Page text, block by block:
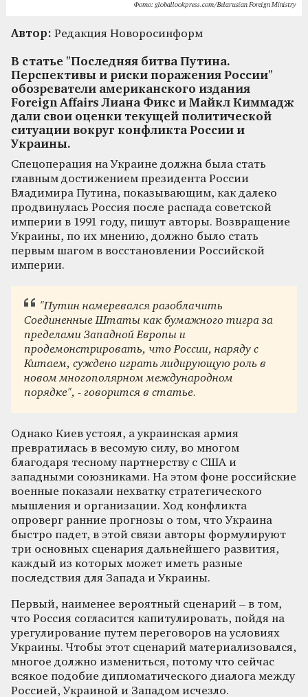
Фото: globallookpress.com/Belarusian Foreign Ministry
Автор: Редакция Новоросинформ
В статье "Последняя битва Путина.
Перспективы и риски поражения России"
обозреватели американского издания
Foreign Affairs Лиана Фикс и Майкл Киммадж
дали свои оценки текущей политической
ситуации вокруг конфликта России и
Украины.
Спецоперация на Украине должна была стать
главным достижением президента России
Владимира Путина, показывающим, как далеко
продвинулась Россия после распада советской
империи в 1991 году, пишут авторы. Возвращение
Украины, по их мнению, должно было стать
первым шагом в восстановлении Российской
империи.
"Путин намеревался разоблачить
Соединенные Штаты как бумажного тигра за
пределами Западной Европы и
продемонстрировать, что России, наряду с
Китаем, суждено играть лидирующую роль в
новом многополярном международном
порядке", - говорится в статье.
Однако Киев устоял, а украинская армия
превратилась в весомую силу, во многом
благодаря тесному партнерству с США и
западными союзниками. На этом фоне российские
военные показали нехватку стратегического
мышления и организации. Ход конфликта
опроверг ранние прогнозы о том, что Украина
быстро падет, в этой связи авторы формулируют
три основных сценария дальнейшего развития,
каждый из которых может иметь разные
последствия для Запада и Украины.
Первый, наименее вероятный сценарий – в том,
что Россия согласится капитулировать, пойдя на
урегулирование путем переговоров на условиях
Украины. Чтобы этот сценарий материализовался,
многое должно измениться, потому что сейчас
всякое подобие дипломатического диалога между
Россией, Украиной и Западом исчезло.